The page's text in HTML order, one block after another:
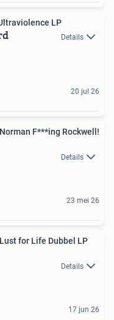
LP
Details
20 jul 26
F***ing Rockwell!
Details
23 mei 26
for Life Dubbel LP
Details
17 jun 26